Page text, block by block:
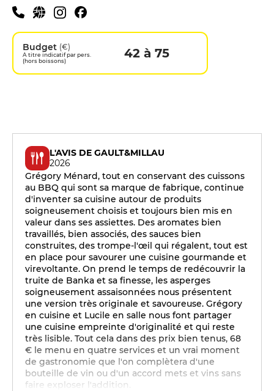
Budget (€)
A titre indicatif par pers.
(hors boissons)
42 à 75
L'AVIS DE GAULT&MILLAU
2026
Grégory Ménard, tout en conservant des cuissons
au BBQ qui sont sa marque de fabrique, continue
d'inventer sa cuisine autour de produits
soigneusement choisis et toujours bien mis en
valeur dans ses assiettes. Des aromates bien
travaillés, bien associés, des sauces bien
construites, des trompe-l'œil qui régalent, tout est
en place pour savourer une cuisine gourmande et
virevoltante. On prend le temps de redécouvrir la
truite de Banka et sa finesse, les asperges
soigneusement assaisonnées nous présentent
une version très originale et savoureuse. Grégory
en cuisine et Lucile en salle nous font partager
une cuisine empreinte d'originalité et qui reste
très lisible. Tout cela dans des prix bien tenus, 68
€ le menu en quatre services et un vrai moment
de gastronomie que l'on complètera d'une
bouteille de vin ou d'un accord mets et vins sans
faire exploser l'addition.